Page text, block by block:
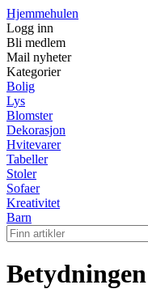
Hjemmehulen
Logg inn
Bli medlem
Mail nyheter
Kategorier
Bolig
Lys
Blomster
Dekorasjon
Hvitevarer
Tabeller
Stoler
Sofaer
Kreativitet
Barn